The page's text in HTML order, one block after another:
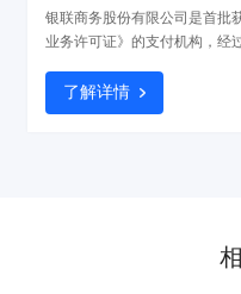
银联商务股份有限公司是首批
业务许可证》的支付机构，经
为银联商务子公司的北京银联
务”）正加快推进各项数字基础
了解详情